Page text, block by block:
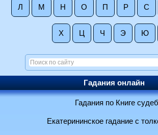
Л М Н О П Р С
Х Ц Ч Э Ю
Гадания онлайн
Гадания по Книге судеб
Екатерининское гадание с